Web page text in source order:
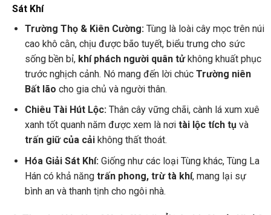
Sát Khí
Trường Thọ & Kiên Cường:Tùng là loài cây mọc trên núi
cao khô cằn, chịu được bão tuyết, biểu trưng cho sức
sống bền bỉ, khí phách người quân tửkhông khuất phục
trước nghịch cảnh. Nó mang đến lời chúc Trường niên
Bất lão cho gia chủ và người thân.
Chiêu Tài Hút Lộc:Thân cây vững chãi, cành lá xum xuê
xanh tốt quanh năm được xem là nơi tài lộc tích tụvà
trấn giữ của cảikhông thất thoát.
Hóa Giải Sát Khí:Giống như các loại Tùng khác, Tùng La
Hán có khả năng trấn phong, trừ tà khí, mang lại sự
bình an và thanh tịnh cho ngôi nhà.